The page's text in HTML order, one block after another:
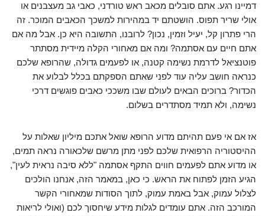
דמיינו רגע. אתם סובלים מכאב ראש טורדני, כאבי גב מעצבנים או
אולי שריר תפוס. הושטתם יד במהירות למשכך הכאבים המוכר. זה
הרי פתרון קל, יעיל וזמין, נכון? לרובנו, התשובה היא כן. אבל מה אם
אתם חיים עם אסתמה? ומה אם מאחורי הקלה מיידית מסתתר
פוטנציאל לדרמת נשימה קטנה, או לפעמים גדולה, שהרופא שלכם
כנראה חושב עליה עוד לפני שאתם הספקתם בכלל לבלוע את
הכדור? ברוכים הבאים לעולם שבו משככי כאבים פוגשים דרכי
נשימה, ולא תמיד מסתדרים בשלום.
אז אם אי פעם תהיתם מדוע הרופא שואל אתכם מיליון שאלות על
ההיסטוריה הרפואית שלכם לפני מתן מרשם שלכאורה נראה תמים,
או מדוע אתם לפעמים חווים התקף אסתמה "ללא סיבה נראית לעין",
הגיע הזמן לפתוח את הראש. כי כאן, במאמר הזה, אנחנו הולכים
לצלול עמוק, אבל באמת עמוק, לתוך הסודות שמאחורי הקשר
המורכב הזה. אתם עומדים לגלות מידע שיחסוך לכם (ואולי לריאות